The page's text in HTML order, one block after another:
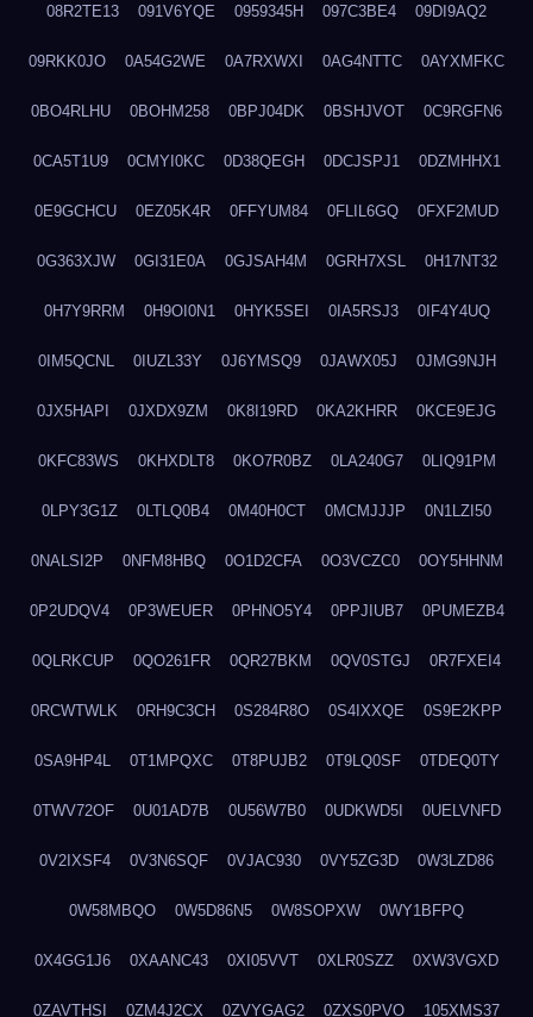
08R2TE13 091V6YQE 0959345H 097C3BE4 09DI9AQ2
09RKK0JO 0A54G2WE 0A7RXWXI 0AG4NTTC 0AYXMFKC
0BO4RLHU 0BOHM258 0BPJ04DK 0BSHJVOT 0C9RGFN6
0CA5T1U9 0CMYI0KC 0D38QEGH 0DCJSPJ1 0DZMHHX1
0E9GCHCU 0EZ05K4R 0FFYUM84 0FLIL6GQ 0FXF2MUD
0G363XJW 0GI31E0A 0GJSAH4M 0GRH7XSL 0H17NT32
0H7Y9RRM 0H9OI0N1 0HYK5SEI 0IA5RSJ3 0IF4Y4UQ
0IM5QCNL 0IUZL33Y 0J6YMSQ9 0JAWX05J 0JMG9NJH
0JX5HAPI 0JXDX9ZM 0K8I19RD 0KA2KHRR 0KCE9EJG
0KFC83WS 0KHXDLT8 0KO7R0BZ 0LA240G7 0LIQ91PM
0LPY3G1Z 0LTLQ0B4 0M40H0CT 0MCMJJJP 0N1LZI50
0NALSI2P 0NFM8HBQ 0O1D2CFA 0O3VCZC0 0OY5HHNM
0P2UDQV4 0P3WEUER 0PHNO5Y4 0PPJIUB7 0PUMEZB4
0QLRKCUP 0QO261FR 0QR27BKM 0QV0STGJ 0R7FXEI4
0RCWTWLK 0RH9C3CH 0S284R8O 0S4IXXQE 0S9E2KPP
0SA9HP4L 0T1MPQXC 0T8PUJB2 0T9LQ0SF 0TDEQ0TY
0TWV72OF 0U01AD7B 0U56W7B0 0UDKWD5I 0UELVNFD
0V2IXSF4 0V3N6SQF 0VJAC930 0VY5ZG3D 0W3LZD86
0W58MBQO 0W5D86N5 0W8SOPXW 0WY1BFPQ
0X4GG1J6 0XAANC43 0XI05VVT 0XLR0SZZ 0XW3VGXD
0ZAVTHSI 0ZM4J2CX 0ZVYGAG2 0ZXS0PVO 105XMS37